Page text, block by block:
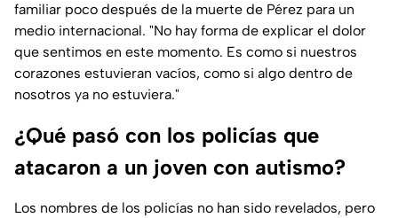
familiar poco después de la muerte de Pérez para un
medio internacional. "No hay forma de explicar el dolor
que sentimos en este momento. Es como si nuestros
corazones estuvieran vacíos, como si algo dentro de
nosotros ya no estuviera."
¿Qué pasó con los policías que
atacaron a un joven con autismo?
Los nombres de los policías no han sido revelados, pero